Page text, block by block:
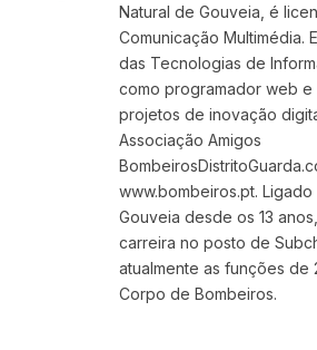
Natural de Gouveia, é
Comunicação Multimédia.
das Tecnologias de
como programador web
projetos de inovação
Associação Amigos
www.bombeiros.pt.
Gouveia desde os 13
carreira no posto de
atualmente as funções de
Corpo de Bombeiros.